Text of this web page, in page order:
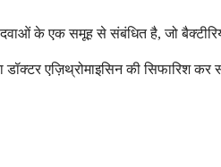
दवाओं के एक समूह से संबंधित है, जो
एज़िथ्रोमाइसिन की सिफारिश